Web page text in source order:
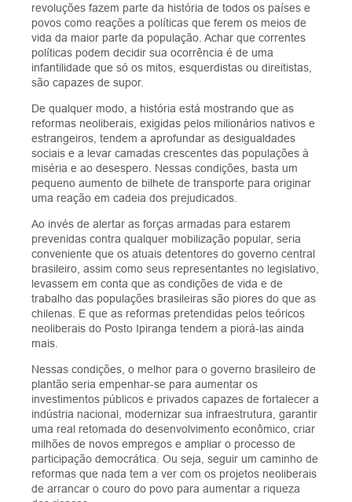
revoluções fazem parte da história de todos os países e
povos como reações a políticas que ferem os meios de
vida da maior parte da população. Achar que correntes
políticas podem decidir sua ocorrência é de uma
infantilidade que só os mitos, esquerdistas ou direitistas,
são capazes de supor.
De qualquer modo, a história está mostrando que as
reformas neoliberais, exigidas pelos milionários nativos e
estrangeiros, tendem a aprofundar as desigualdades
sociais e a levar camadas crescentes das populações à
miséria e ao desespero. Nessas condições, basta um
pequeno aumento de bilhete de transporte para originar
uma reação em cadeia dos prejudicados.
Ao invés de alertar as forças armadas para estarem
prevenidas contra qualquer mobilização popular, seria
conveniente que os atuais detentores do governo central
brasileiro, assim como seus representantes no legislativo,
levassem em conta que as condições de vida e de
trabalho das populações brasileiras são piores do que as
chilenas. E que as reformas pretendidas pelos teóricos
neoliberais do Posto Ipiranga tendem a piorá-las ainda
mais.
Nessas condições, o melhor para o governo brasileiro de
plantão seria empenhar-se para aumentar os
investimentos públicos e privados capazes de fortalecer a
indústria nacional, modernizar sua infraestrutura, garantir
uma real retomada do desenvolvimento econômico, criar
milhões de novos empregos e ampliar o processo de
participação democrática. Ou seja, seguir um caminho de
reformas que nada tem a ver com os projetos neoliberais
de arrancar o couro do povo para aumentar a riqueza